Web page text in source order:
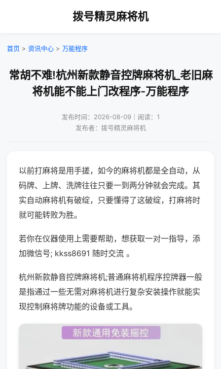
拨号精灵麻将机
首页 > 资讯中心 > 万能程序
常胡不难!杭州新款静音控牌麻将机_老旧麻
将机能不能上门改程序-万能程序
发布时间：2026-08-09｜阅读：1
发布者：拨号精灵麻将机
以前打麻将是用手搓，如今的麻将机都是全自动，从
码牌、上牌、洗牌往往只要一到两分钟就会完成。其
实自动麻将机有破绽，只要懂得了这破绽，打麻将时
就可能转败为胜。
若你在仪器使用上需要帮助，想获取一对一指导，添
加微信号; kkss8691 随时交流 。
杭州新款静音控牌麻将机;普通麻将机程序控牌器一般
是指通过一些无需对麻将机进行复杂安装操作就能实
现控制麻将牌功能的设备或工具。